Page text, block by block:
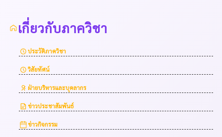
เกี่ยวกับภาควิชา
ประวัติภาควิชา
วิสัยทัศน์
ฝ่ายบริหารและบุคลากร
ข่าวประชาสัมพันธ์
ข่าวกิจกรรม